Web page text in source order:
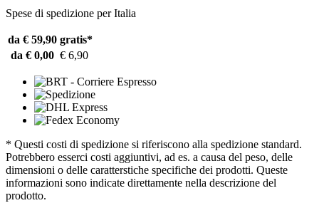
Spese di spedizione per Italia
da € 59,90 gratis*
da € 0,00 € 6,90
* Questi costi di spedizione si riferiscono alla spedizione standard.
Potrebbero esserci costi aggiuntivi, ad es. a causa del peso, delle
dimensioni o delle caratterstiche specifiche dei prodotti. Queste
informazioni sono indicate direttamente nella descrizione del
prodotto.